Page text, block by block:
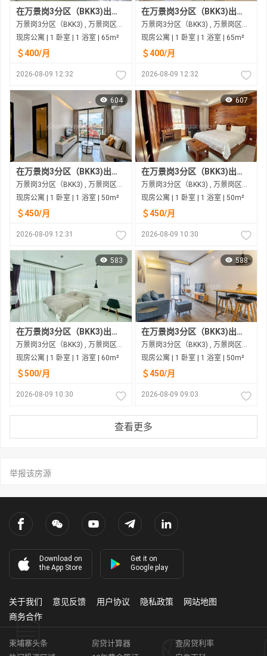
在万景岗3分区（BKK3)出租的现房公寓
万景岗3分区（BKK3) , 万景岗区（BKK) , 金边市
现房公寓 | 1 卧室 | 1 浴室 | 65m²
＄400/月
2026-08-09 12:32
在万景岗3分区（BKK3)出租的现房公寓
万景岗3分区（BKK3) , 万景岗区（BKK) , 金边市
现房公寓 | 1 卧室 | 1 浴室 | 65m²
＄400/月
2026-08-09 12:32
604
在万景岗3分区（BKK3)出租的现房公寓
万景岗3分区（BKK3) , 万景岗区（BKK) , 金边市
现房公寓 | 1 卧室 | 1 浴室 | 50m²
＄450/月
2026-08-09 12:31
607
在万景岗3分区（BKK3)出租的现房公寓
万景岗3分区（BKK3) , 万景岗区（BKK) , 金边市
现房公寓 | 1 卧室 | 1 浴室 | 50m²
＄450/月
2026-08-09 10:30
583
在万景岗3分区（BKK3)出租的现房公寓
万景岗3分区（BKK3) , 万景岗区（BKK) , 金边市
现房公寓 | 1 卧室 | 1 浴室 | 60m²
＄500/月
2026-08-09 10:30
588
在万景岗3分区（BKK3)出租的现房公寓
万景岗3分区（BKK3) , 万景岗区（BKK) , 金边市
现房公寓 | 1 卧室 | 1 浴室 | 50m²
＄450/月
2026-08-09 09:03
查看更多
举报该房源
Download on
the App Store
Get it on
Google play
关于我们 意见反馈 用户协议 隐私政策
网站地图
商务合作
柬埔寨头条 房贷计算器
查房贷利率